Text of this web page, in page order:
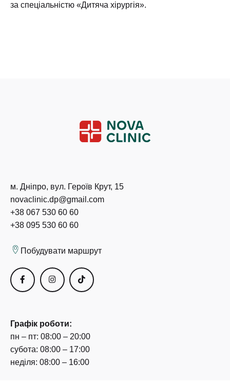
за спеціальністю «Дитяча хірургія».
м. Дніпро, вул. Героїв Крут, 15
novaclinic.dp@gmail.com
+38 067 530 60 60
+38 095 530 60 60
Побудувати маршрут
Графік роботи:
пн – пт: 08:00 – 20:00
субота: 08:00 – 17:00
неділя: 08:00 – 16:00